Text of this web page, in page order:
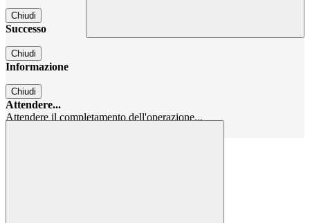
Chiudi
Successo
Chiudi
Informazione
Chiudi
Attendere...
Attendere il completamento dell'operazione...